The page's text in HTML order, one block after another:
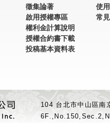
徵集論著
啟用授權專區
權利金計算說明
授權合約書下載
投稿基本資料表
使
常
104 台北市中山區